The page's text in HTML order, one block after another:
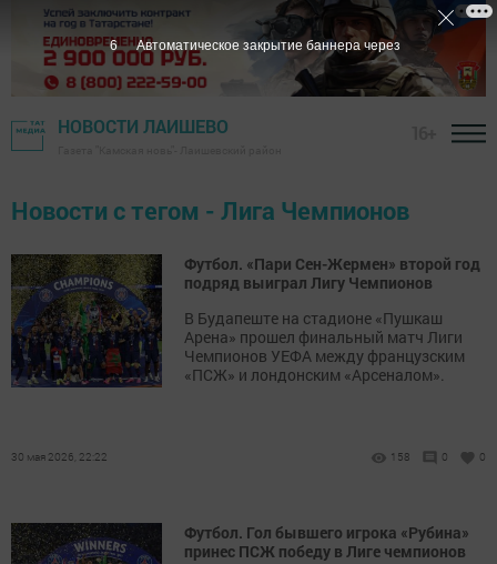
НОВОСТИ ЛАИШЕВО
Новости с тегом - Лига Чемпионов
Футбол. «Пари Сен-Жермен» второй год
подряд выиграл Лигу Чемпионов
В Будапеште на стадионе «Пушкаш
Арена» прошел финальный матч Лиги
Чемпионов УЕФА между французским
«ПСЖ» и лондонским «Арсеналом».
30 мая 2026, 22:22 158 0 0
Футбол. Гол бывшего игрока «Рубина»
принес ПСЖ победу в Лиге чемпионов
5 Автоматическое закрытие баннера через